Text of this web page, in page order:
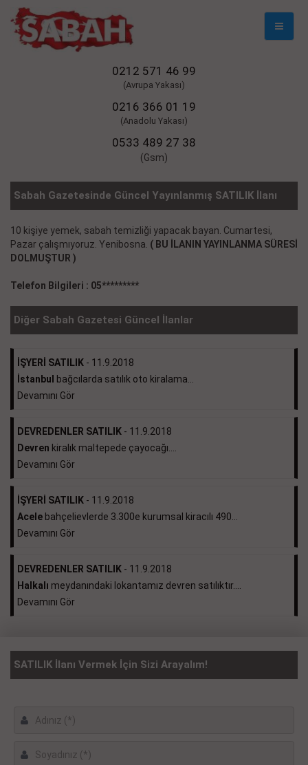
Mobil
0212 571 46 99
(Avrupa Yakası)
0216 366 01 19
(Anadolu Yakası)
0533 489 27 38
(Gsm)
Sabah Gazetesinde Güncel Yayınlanmış SATILIK İlanı
10 kişiye yemek, sabah temizliği yapacak bayan. Cumartesi,
Pazar çalışmıyoruz. Yenibosna. ( BU İLANIN YAYINLANMA SÜRESİ
DOLMUŞTUR )
Telefon Bilgileri : 05*********
Diğer Sabah Gazetesi Güncel İlanlar
İŞYERİ SATILIK - 11.9.2018
İstanbul
bağcılarda satılık oto kiralama...
Devamını Gör
DEVREDENLER SATILIK - 11.9.2018
Devren kiralık maltepede çayocağı....
Devamını Gör
İŞYERİ SATILIK - 11.9.2018
Acele bahçelievlerde 3.300e kurumsal kiracılı 490...
Devamını Gör
DEVREDENLER SATILIK - 11.9.2018
Halkalı meydanındaki lokantamız devren satılıktır....
Devamını Gör
SATILIK İlanı Vermek İçin Sizi Arayalım!